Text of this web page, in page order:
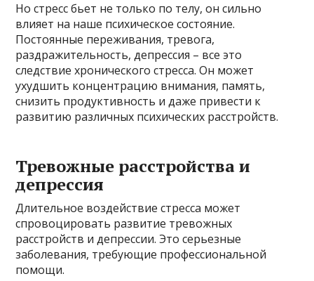
Но стресс бьет не только по телу, он сильно
влияет на наше психическое состояние.
Постоянные переживания, тревога,
раздражительность, депрессия – все это
следствие хронического стресса. Он может
ухудшить концентрацию внимания, память,
снизить продуктивность и даже привести к
развитию различных психических расстройств.
Тревожные расстройства и
депрессия
Длительное воздействие стресса может
спровоцировать развитие тревожных
расстройств и депрессии. Это серьезные
заболевания, требующие профессиональной
помощи.